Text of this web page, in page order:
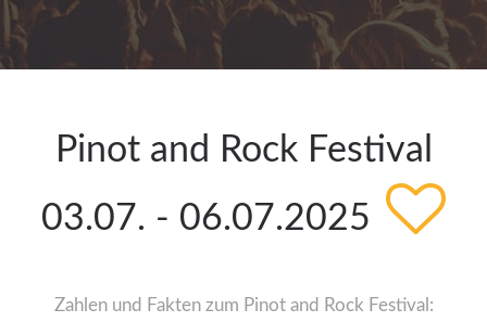
Pinot and Rock Festival
03.07. - 06.07.2025
Zahlen und Fakten zum Pinot and Rock Festival: